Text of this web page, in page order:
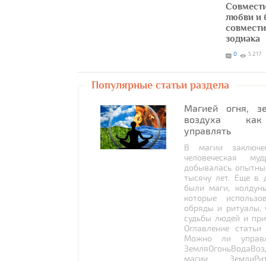
любви и
зодиака
0 5 217
Популярные статьи раздела
Магией огня,
воздуха
управлять
В магии
человеческая
добывалась
тысячу лет. Еще в
были маги,
которые
обряды и ритуалы,
судьбы людей и
Оглавление
Можно ли
магии